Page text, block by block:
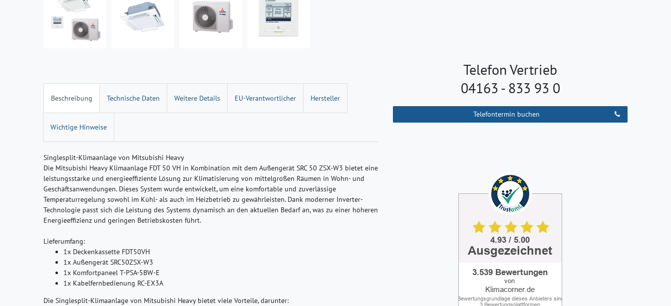
Beschreibung Technische Daten Weitere Details EU-Verantwortlicher Hersteller
Wichtige Hinweise
Singlesplit-Klimaanlage von Mitsubishi Heavy
Die Mitsubishi Heavy Klimaanlage FDT 50 VH in Kombination mit dem Außengerät SRC 50 ZSX-W3 bietet eine
leistungsstarke und energieeffiziente Lösung zur Klimatisierung von mittelgroßen Räumen in Wohn- und
Geschäftsanwendungen. Dieses System wurde entwickelt, um eine komfortable und zuverlässige
Temperaturregelung sowohl im Kühl- als auch im Heizbetrieb zu gewährleisten. Dank moderner Inverter-
Technologie passt sich die Leistung des Systems dynamisch an den aktuellen Bedarf an, was zu einer höheren
Energieeffizienz und geringen Betriebskosten führt.
Lieferumfang:
1x Deckenkassette FDT50VH
1x Außengerät SRC50ZSX-W3
1x Komfortpaneel T-PSA-5BW-E
1x Kabelfernbedienung RC-EX3A
Die Singlesplit-Klimaanlage von Mitsubishi Heavy bietet viele Vorteile, darunter:
Telefon Vertrieb
04163 - 833 93 0
Telefontermin buchen